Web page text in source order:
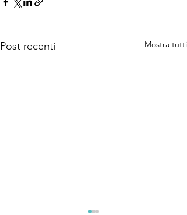
Post recenti Mostra tutti